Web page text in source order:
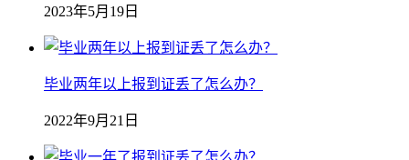
2023年5月19日
毕业两年以上报到证丢了怎么办？
2022年9月21日